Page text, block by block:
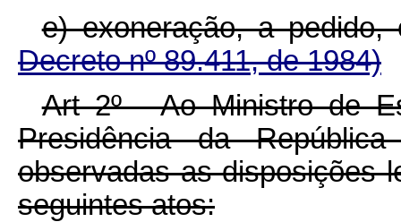
e) exoneração, a
Decreto nº 89.411, de 1984)
Art 2º - Ao Ministro de
Presidência da
observadas as disposições
seguintes atos: